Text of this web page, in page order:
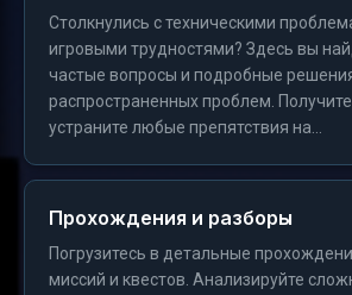
Столкнулись с техническими
игровыми трудностями? Здесь вы
частые вопросы и подробные
распространенных проблем.
устраните любые препятствия на...
Прохождения и разборы
Погрузитесь в детальные
миссий и квестов. Анализируйте